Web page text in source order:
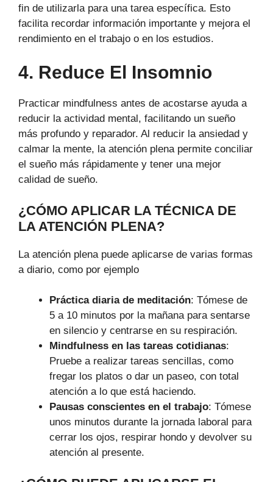
fin de utilizarla para una tarea específica. Esto
facilita recordar información importante y mejora el
rendimiento en el trabajo o en los estudios.
4. Reduce El Insomnio
Practicar mindfulness antes de acostarse ayuda a
reducir la actividad mental, facilitando un sueño
más profundo y reparador. Al reducir la ansiedad y
calmar la mente, la atención plena permite conciliar
el sueño más rápidamente y tener una mejor
calidad de sueño.
¿CÓMO APLICAR LA TÉCNICA DE
LA ATENCIÓN PLENA?
La atención plena puede aplicarse de varias formas
a diario, como por ejemplo
Práctica diaria de meditación: Tómese de
5 a 10 minutos por la mañana para sentarse
en silencio y centrarse en su respiración.
Mindfulness en las tareas cotidianas:
Pruebe a realizar tareas sencillas, como
fregar los platos o dar un paseo, con total
atención a lo que está haciendo.
Pausas conscientes en el trabajo: Tómese
unos minutos durante la jornada laboral para
cerrar los ojos, respirar hondo y devolver su
atención al presente.